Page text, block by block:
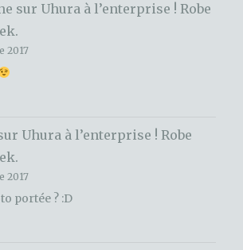
sur Uhura à l’enterprise ! Robe
2017
Uhura à l’enterprise ! Robe
2017
portée ? :D